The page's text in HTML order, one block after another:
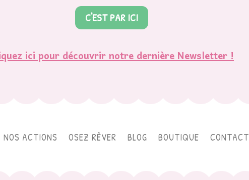
C'EST PAR ICI
ici pour découvrir notre dernière Newsletter !
NOS ACTIONS OSEZ RÊVER BLOG BOUTIQUE CONTACT